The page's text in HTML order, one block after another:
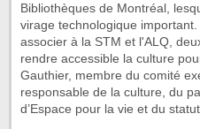
Bibliothèques de Montréal,
virage technologique
associer à la STM et l'ALQ,
rendre accessible la culture
Gauthier, membre du comité
responsable de la culture, du
d’Espace pour la vie et du